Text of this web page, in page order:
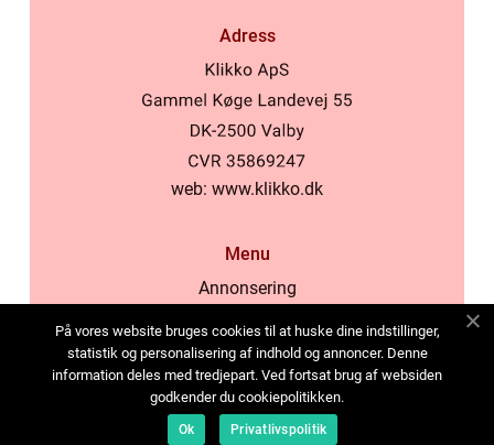
Adress
web: www.klikko.dk
Menu
Annonsering
Cookies
Kontakta oss
Sitemap
På vores website bruges cookies til at huske dine indstillinger,
statistik og personalisering af indhold og annoncer. Denne
information deles med tredjepart. Ved fortsat brug af websiden
godkender du cookiepolitikken.
Ok Privatlivspolitik